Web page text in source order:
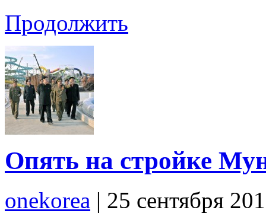
Продолжить
Опять на стройке
onekorea | 25 сентября